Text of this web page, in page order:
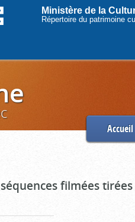
Ministère de la
Répertoire du patrimoine
Accueil
filmées